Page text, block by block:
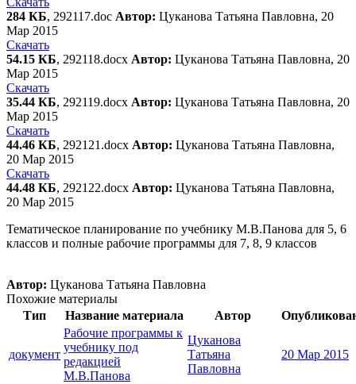
284 КБ, 292117.doc Автор: Цуканова Татьяна Павловна, 20
Мар 2015
Скачать
54.15 КБ, 292118.docx Автор: Цуканова Татьяна Павловна, 20
Мар 2015
Скачать
35.44 КБ, 292119.docx Автор: Цуканова Татьяна Павловна, 20
Мар 2015
Скачать
44.46 КБ, 292121.docx Автор: Цуканова Татьяна Павловна,
20 Мар 2015
Скачать
44.48 КБ, 292122.docx Автор: Цуканова Татьяна Павловна,
20 Мар 2015
Тематическое планирование по учебнику М.В.Панова для 5, 6
классов и полные рабочие программы для 7, 8, 9 классов
Автор: Цуканова Татьяна Павловна
Похожие материалы
Тип
Название материала Автор
документ
Рабочие программы к
учебнику под
редакцией
М.В.Панова
Цуканова
Татьяна
Павловна
20 Мар 2015